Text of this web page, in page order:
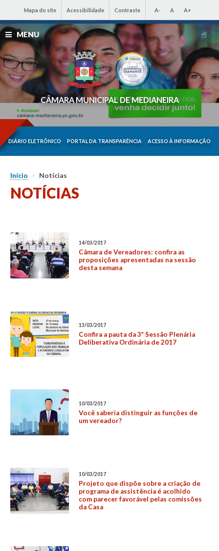
Mapa do site Acessibilidade Contraste A- A A+
MENU
CÂMARA MUNICIPAL DE MEDIANEIRA
DIÁRIO ELETRÔNICO PORTAL DA TRANSPARÊNCIA ACESSO À INFORMAÇÃO
Início > Notícias
NOTÍCIAS
14/03/2017
Câmara de Vereadores: confira as
proposições apresentadas na sessão
desta semana
13/03/2017
Confira a pauta da 3ª Sessão Plenária
Deliberativa Ordinária de 2017
10/03/2017
Você saberia distinguir as funções de
um vereador?
10/03/2017
Projeto que dispõe sobre a criação de
programa de assistência é acolhido
com parecer favorável pelas comissões
da Casa